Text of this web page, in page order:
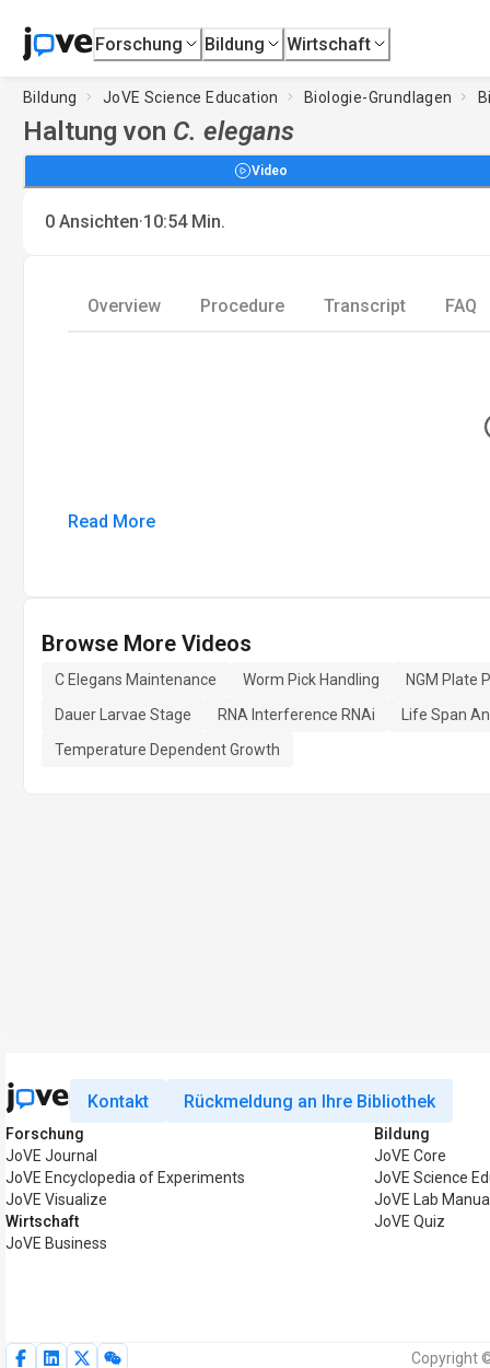
Forschung Bildung Wirtschaft
Bildung JoVE Science Education Biologie-Grundlagen
Haltung von C. elegans
Video
0 Ansichten·10:54 Min.
Overview Procedure Transcript FAQ
Read More
Browse More Videos
C Elegans Maintenance Worm Pick Handling
NGM Plate
Dauer Larvae Stage
RNA Interference RNAi
Life Span
Temperature Dependent Growth
Kontakt Rückmeldung an Ihre Bibliothek
Forschung
JoVE Journal
JoVE Encyclopedia of Experiments
JoVE Visualize
Wirtschaft
JoVE Business
Bildung
JoVE Core
JoVE Science
JoVE Lab
JoVE Quiz
Copyright